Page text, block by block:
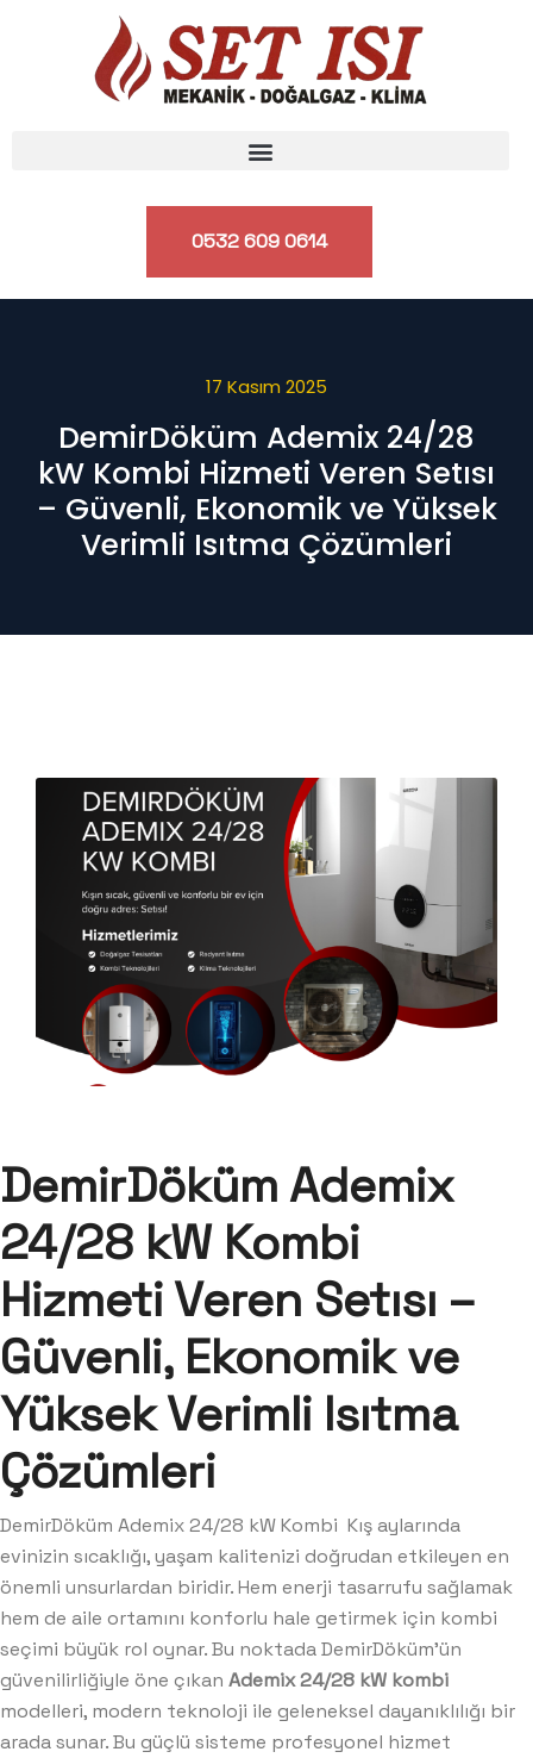
0532 609 0614
17 Kasım 2025
DemirDöküm Ademix 24/28
kW Kombi Hizmeti Veren Setısı
– Güvenli, Ekonomik ve Yüksek
Verimli Isıtma Çözümleri
DemirDöküm Ademix
24/28 kW Kombi
Hizmeti Veren Setısı –
Güvenli, Ekonomik ve
Yüksek Verimli Isıtma
Çözümleri
DemirDöküm Ademix 24/28 kW Kombi Kış aylarında
evinizin sıcaklığı, yaşam kalitenizi doğrudan etkileyen en
önemli unsurlardan biridir. Hem enerji tasarrufu sağlamak
hem de aile ortamını konforlu hale getirmek için kombi
seçimi büyük rol oynar. Bu noktada DemirDöküm’ün
güvenilirliğiyle öne çıkan Ademix 24/28 kW kombi
modelleri, modern teknoloji ile geleneksel dayanıklılığı bir
arada sunar. Bu güçlü sisteme profesyonel hizmet